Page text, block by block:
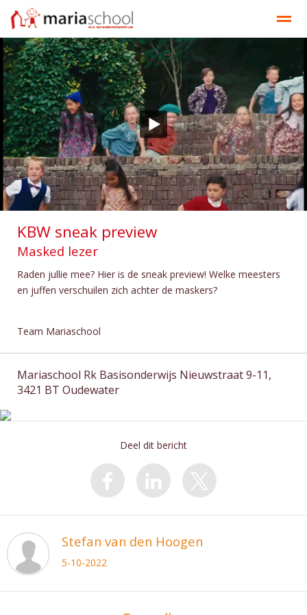
Onze school Ons onderwijs Documenten
Bellen E-mail Contact Nieuws
KBW sneak preview
Masked lezer
Raden jullie mee? Hier is de sneak preview! Welke meesters
en juffen verschuilen zich achter de maskers?
Team Mariaschool
Mariaschool Rk Basisonderwijs Nieuwstraat 9-11,
3421 BT Oudewater
Deel dit bericht
Stefan van den Hoogen
5-10-2022